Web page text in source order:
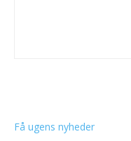
Få ugens nyheder